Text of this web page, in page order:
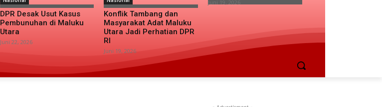
DPR Desak Usut Kasus
Pembunuhan di Maluku
Utara
Juni 22, 2026
Konflik Tambang dan
Masyarakat Adat Maluku
Utara Jadi Perhatian DPR
RI
Juni 19, 2026